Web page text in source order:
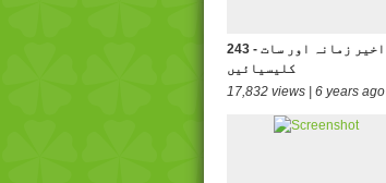
243 - اخیر زمانہ اور سات
کلیسیائیں
17,832 views | 6 years ago